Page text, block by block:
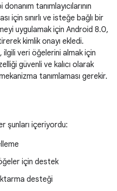
tanımlayıcılarının
için sınırlı ve isteğe bağlı bir
uygulamak için Android 8.0,
kimlik onayı ekledi.
ilgili veri öğelerini almak için
güvenli ve kalıcı olarak
tanımlaması gerekir.
şunları içeriyordu:
için destek
desteği